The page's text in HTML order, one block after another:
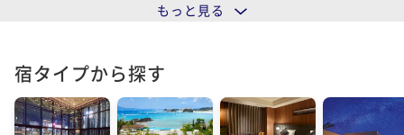
もっと見る
宿タイプから探す